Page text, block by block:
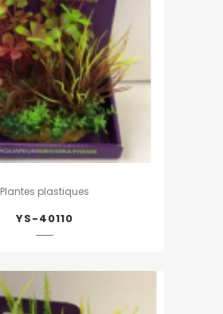
Plantes plastiques
YS-40110